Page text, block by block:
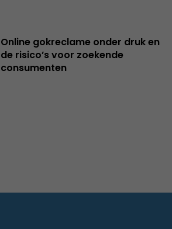
Online gokreclame onder druk en
de risico’s voor zoekende
consumenten